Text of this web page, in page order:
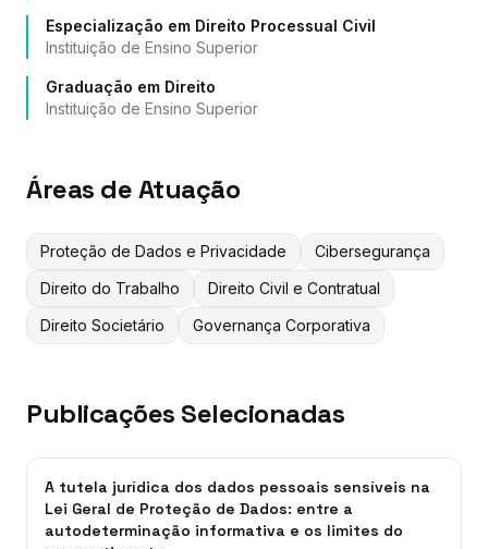
Especialização em Direito Processual Civil
Instituição de Ensino Superior
Graduação em Direito
Instituição de Ensino Superior
Áreas de Atuação
Proteção de Dados e Privacidade
Cibersegurança
Direito do Trabalho
Direito Civil e Contratual
Direito Societário
Governança Corporativa
Publicações Selecionadas
A tutela jurídica dos dados pessoais sensíveis na
Lei Geral de Proteção de Dados: entre a
autodeterminação informativa e os limites do